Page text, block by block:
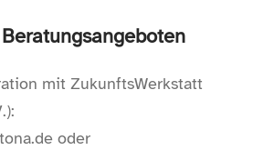
mit ZukunftsWerkstatt
oder